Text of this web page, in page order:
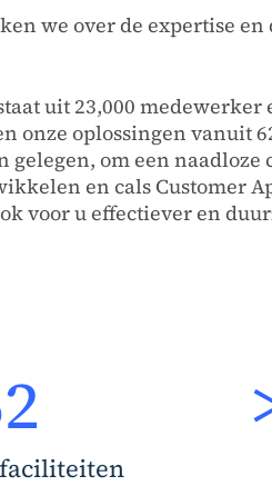
we over de expertise
uit 23,000 medewerker
onze oplossingen vanuit
om een naadloze
en cals Customer
voor u effectiever en